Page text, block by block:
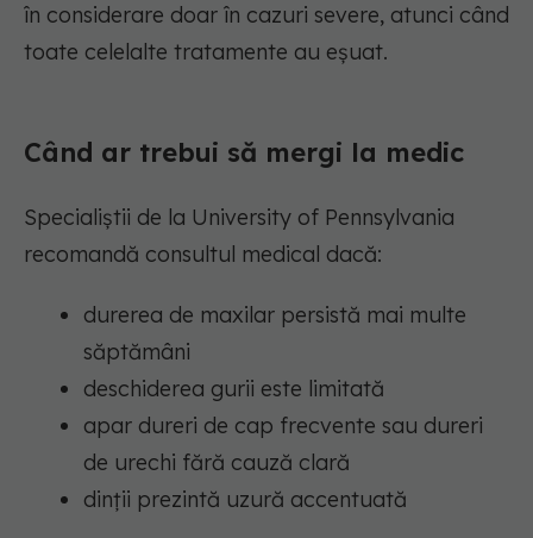
în considerare doar în cazuri severe, atunci când
toate celelalte tratamente au eșuat.
Când ar trebui să mergi la medic
Specialiștii de la University of Pennsylvania
recomandă consultul medical dacă:
durerea de maxilar persistă mai multe
săptămâni
deschiderea gurii este limitată
apar dureri de cap frecvente sau dureri
de urechi fără cauză clară
dinții prezintă uzură accentuată